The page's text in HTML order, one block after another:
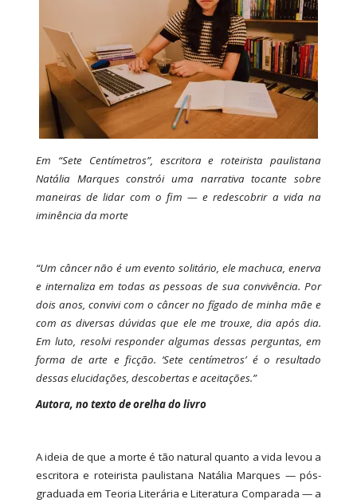
Em “Sete Centímetros”, escritora e roteirista paulistana
Natália Marques constrói uma narrativa tocante sobre
maneiras de lidar com o fim — e redescobrir a vida na
iminência da morte
“Um câncer não é um evento solitário, ele machuca, enerva
e internaliza em todas as pessoas de sua convivência. Por
dois anos, convivi com o câncer no fígado de minha mãe e
com as diversas dúvidas que ele me trouxe, dia após dia.
Em luto, resolvi responder algumas dessas perguntas, em
forma de arte e ficção. ‘Sete centímetros’ é o resultado
dessas elucidações, descobertas e aceitações.”
Autora, no texto de orelha do livro
A ideia de que a morte é tão natural quanto a vida levou a
escritora e roteirista paulistana Natália Marques — pós-
graduada em Teoria Literária e Literatura Comparada — a